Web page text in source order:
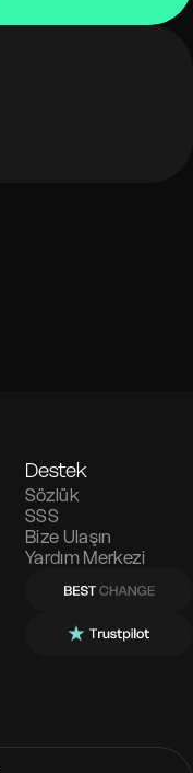
Destek
Sözlük
SSS
Bize Ulaşın
Yardım Merkezi